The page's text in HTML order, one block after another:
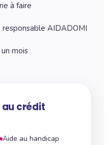
à faire
AIDADOMI
mois
au crédit
Aide au handicap